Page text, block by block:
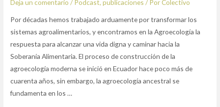
Deja un comentario / Podcast,publicaciones / PorColectivo
Por décadas hemos trabajado arduamente por transformar los
sistemas agroalimentarios, y encontramos en la Agroecología la
respuesta para alcanzar una vida digna y caminar hacia la
Soberanía Alimentaria. El proceso de construcción de la
agroecología moderna se inició en Ecuador hace poco más de
cuarenta años, sin embargo, la agroecología ancestral se
fundamenta en los …